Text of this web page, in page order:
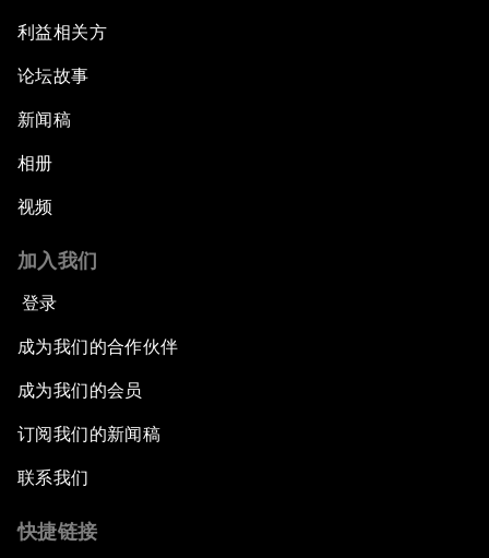
利益相关方
论坛故事
新闻稿
相册
视频
加入我们
登录
成为我们的合作伙伴
成为我们的会员
订阅我们的新闻稿
联系我们
快捷链接